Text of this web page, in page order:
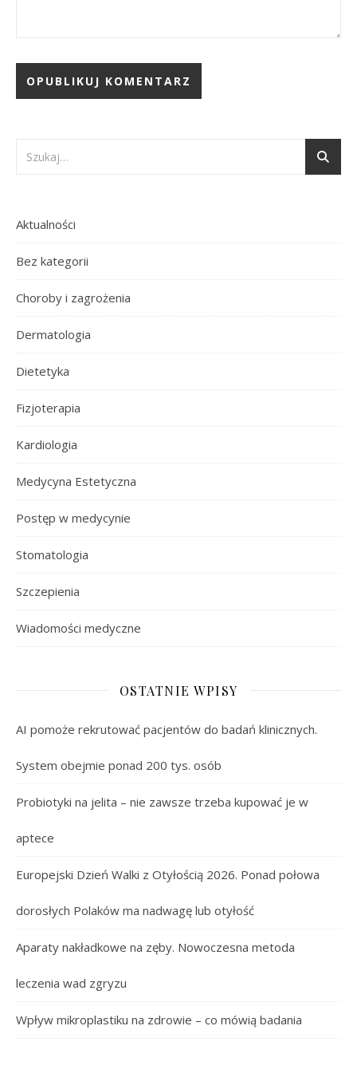
Aktualności
Bez kategorii
Choroby i zagrożenia
Dermatologia
Dietetyka
Fizjoterapia
Kardiologia
Medycyna Estetyczna
Postęp w medycynie
Stomatologia
Szczepienia
Wiadomości medyczne
OSTATNIE WPISY
AI pomoże rekrutować pacjentów do badań klinicznych.
System obejmie ponad 200 tys. osób
Probiotyki na jelita – nie zawsze trzeba kupować je w
aptece
Europejski Dzień Walki z Otyłością 2026. Ponad połowa
dorosłych Polaków ma nadwagę lub otyłość
Aparaty nakładkowe na zęby. Nowoczesna metoda
leczenia wad zgryzu
Wpływ mikroplastiku na zdrowie – co mówią badania